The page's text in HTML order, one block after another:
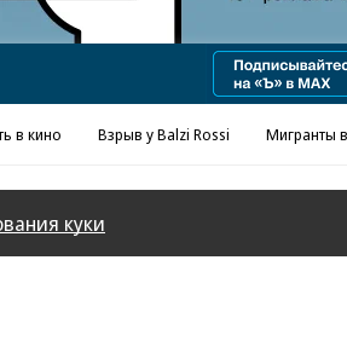
в кино Взрыв у Balzi Rossi Мигранты
куки